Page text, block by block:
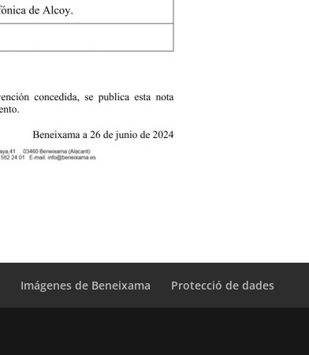
Imágenes de Beneixama Protecció de dades